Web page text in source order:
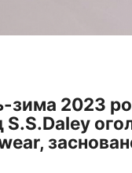
зима 2023
S.S.Daley